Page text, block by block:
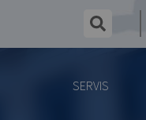
SERVIS
✕